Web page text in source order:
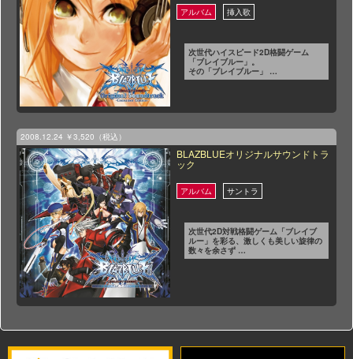
次世代ハイスピード2D格闘ゲーム
「ブレイブルー」。
その「ブレイブルー」 …
2008.12.24 ￥3,520（税込）
BLAZBLUEオリジナルサウンドトラ
ック
次世代2D対戦格闘ゲーム「ブレイブ
ルー」を彩る、激しくも美しい旋律の
数々を余さず …